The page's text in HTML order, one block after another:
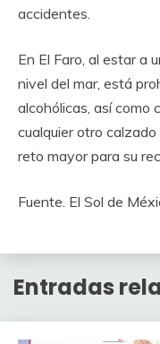
accidentes.
En El Faro, al estar a
nivel del mar, está
alcohólicas, así como
cualquier otro
reto mayor para su
Fuente. El Sol de
Entradas